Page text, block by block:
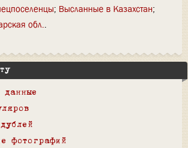
Высланные в Казахстан
обл.
данные
фотографий